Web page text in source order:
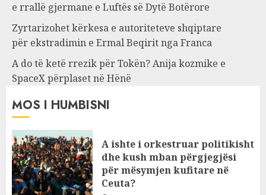
e rrallë gjermane e Luftës së Dytë Botërore
Zyrtarizohet kërkesa e autoriteteve shqiptare
për ekstradimin e Ermal Beqirit nga Franca
A do të ketë rrezik për Tokën? Anija kozmike e
SpaceX përplaset në Hënë
MOS I HUMBISNI
A ishte i orkestruar politikisht
dhe kush mban përgjegjësi
për mësymjen kufitare në
Ceuta?